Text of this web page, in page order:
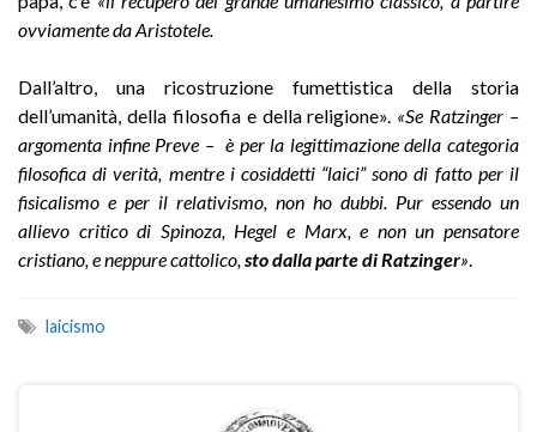
ovviamente da Aristotele.
Dall’altro, una ricostruzione fumettistica della storia
dell’umanità, della filosofia e della religione». «Se Ratzinger –
argomenta infine Preve – è per la legittimazione della categoria
filosofica di verità, mentre i cosiddetti “laici” sono di fatto per il
fisicalismo e per il relativismo, non ho dubbi. Pur essendo un
allievo critico di Spinoza, Hegel e Marx, e non un pensatore
cristiano, e neppure cattolico, sto dalla parte di Ratzinger»
laicismo